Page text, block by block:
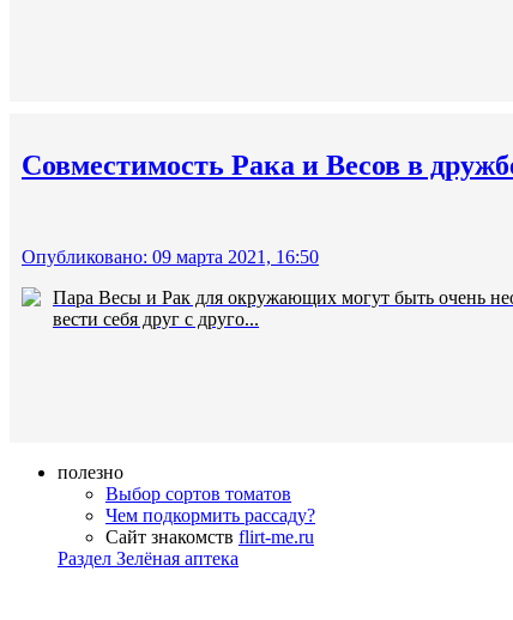
Совместимость Рака и Весов в
Опубликовано: 09 марта 2021, 16:50
Пара Весы и Рак для окружающих могут быть очень
вести себя друг с друго...
полезно
Выбор сортов томатов
Чем подкормить рассаду?
Сайт знакомств flirt-me.ru
Раздел Зелёная аптека